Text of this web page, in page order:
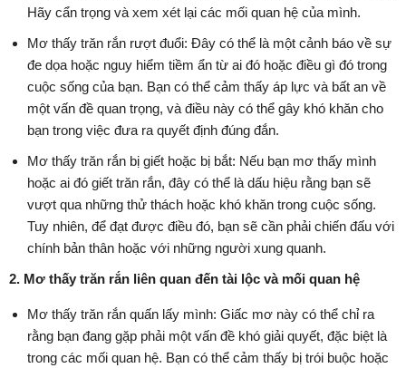
Hãy cẩn trọng và xem xét lại các mối quan hệ của mình.
Mơ thấy trăn rắn rượt đuổi: Đây có thể là một cảnh báo về sự
đe dọa hoặc nguy hiểm tiềm ẩn từ ai đó hoặc điều gì đó trong
cuộc sống của bạn. Bạn có thể cảm thấy áp lực và bất an về
một vấn đề quan trọng, và điều này có thể gây khó khăn cho
bạn trong việc đưa ra quyết định đúng đắn.
Mơ thấy trăn rắn bị giết hoặc bị bắt: Nếu bạn mơ thấy mình
hoặc ai đó giết trăn rắn, đây có thể là dấu hiệu rằng bạn sẽ
vượt qua những thử thách hoặc khó khăn trong cuộc sống.
Tuy nhiên, để đạt được điều đó, bạn sẽ cần phải chiến đấu với
chính bản thân hoặc với những người xung quanh.
2. Mơ thấy trăn rắn liên quan đến tài lộc và mối quan hệ
Mơ thấy trăn rắn quấn lấy mình: Giấc mơ này có thể chỉ ra
rằng bạn đang gặp phải một vấn đề khó giải quyết, đặc biệt là
trong các mối quan hệ. Bạn có thể cảm thấy bị trói buộc hoặc